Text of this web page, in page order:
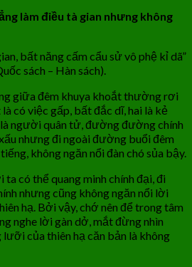
làm điều tà gian nhưng không
bất năng cấm cẩu sử vô phệ kỉ dã”
sách – Hàn sách).
giữa đêm khuya khoắt thường rơi
có việc gấp, bất đắc dĩ, hai là kẻ
người quân tử, đường đường chính
nhưng đi ngoài đường buổi đêm
không ngăn nổi đàn chó sủa bậy.
có thể quang minh chính đại, đi
nhưng cũng không ngăn nổi lời
hạ. Bởi vậy, chớ nên để trong tâm
nghe lời gàn dở, mắt đừng nhìn
của thiên hạ căn bản là không